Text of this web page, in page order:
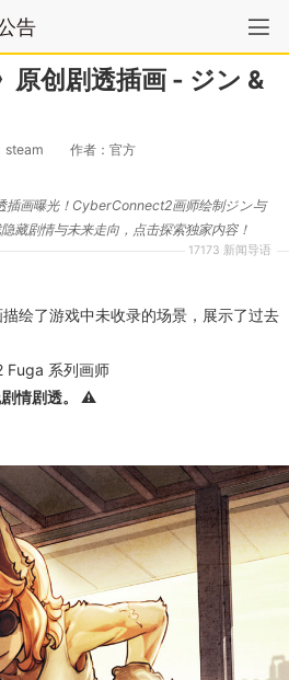
告
原创剧透插画 - ジン &
steam 作者：官方
17173 新闻导语
插画曝光！CyberConnect2画师绘制ジン与
藏剧情与未来走向，点击探索独家内容！
绘了游戏中未收录的场景，展示了过去
Fuga 系列画师
情剧透。 ⚠️